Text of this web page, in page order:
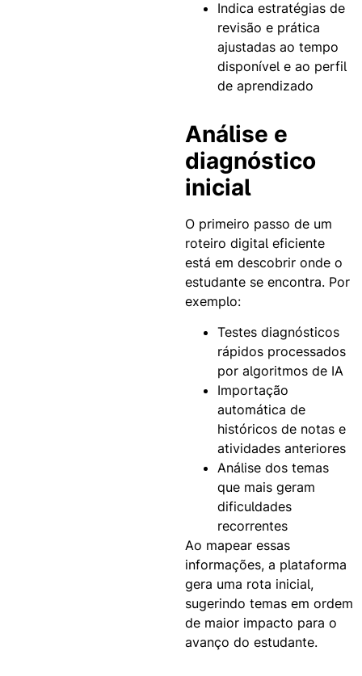
Indica estratégias de
revisão e prática
ajustadas ao tempo
disponível e ao perfil
de aprendizado
Análise e
diagnóstico
inicial
O primeiro passo de um
roteiro digital eficiente
está em descobrir onde o
estudante se encontra. Por
exemplo:
Testes diagnósticos
rápidos processados
por algoritmos de IA
Importação
automática de
históricos de notas e
atividades anteriores
Análise dos temas
que mais geram
dificuldades
recorrentes
Ao mapear essas
informações, a plataforma
gera uma rota inicial,
sugerindo temas em ordem
de maior impacto para o
avanço do estudante.